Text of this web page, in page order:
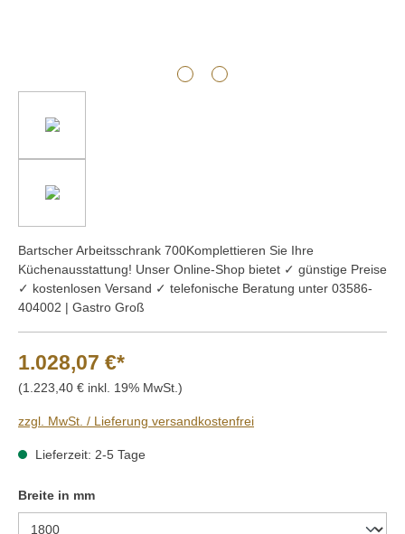
Bartscher Arbeitsschrank 700Komplettieren Sie Ihre
Küchenausstattung! Unser Online-Shop bietet ✓ günstige Preise
✓ kostenlosen Versand ✓ telefonische Beratung unter 03586-
404002 | Gastro Groß
1.028,07 €*
(1.223,40 € inkl. 19% MwSt.)
zzgl. MwSt. / Lieferung versandkostenfrei
Lieferzeit: 2-5 Tage
Breite in mmauswählen